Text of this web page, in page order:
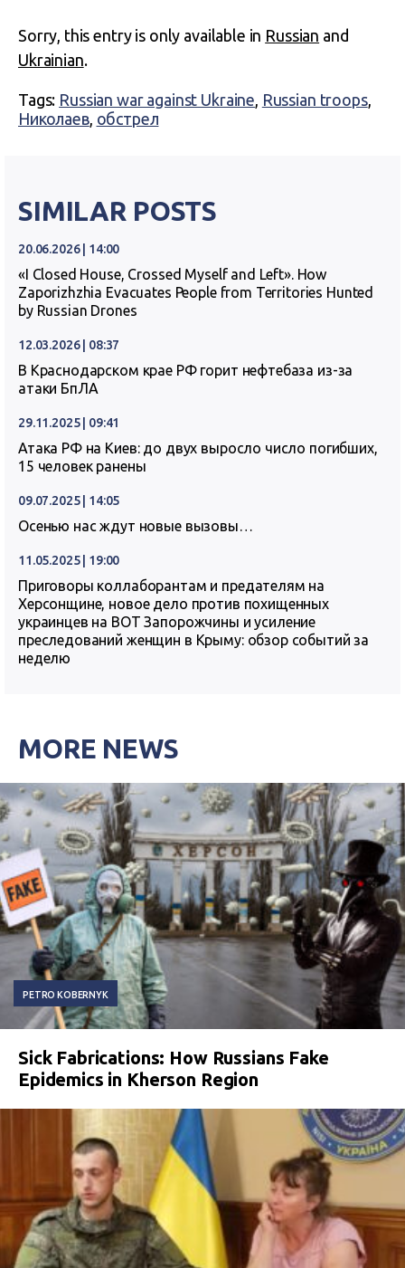
Sorry, this entry is only available in Russian and
Ukrainian.
Tags: Russian war against Ukraine, Russian troops,
Николаев, обстрел
SIMILAR POSTS
20.06.2026 | 14:00
«I Closed House, Crossed Myself and Left». How
Zaporizhzhia Evacuates People from Territories Hunted
by Russian Drones
12.03.2026 | 08:37
В Краснодарском крае РФ горит нефтебаза из-за
атаки БпЛА
29.11.2025 | 09:41
Атака РФ на Киев: до двух выросло число погибших,
15 человек ранены
09.07.2025 | 14:05
Осенью нас ждут новые вызовы…
11.05.2025 | 19:00
Приговоры коллаборантам и предателям на
Херсонщине, новое дело против похищенных
украинцев на ВОТ Запорожчины и усиление
преследований женщин в Крыму: обзор событий за
неделю
MORE NEWS
PETRO KOBERNYK
Sick Fabrications: How Russians Fake
Epidemics in Kherson Region